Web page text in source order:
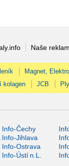
Naše
Magnet,
kolagen JCB
Info-Čechy
Info-Jihlava
Info-Ostrava
Info-Ústí n.L.